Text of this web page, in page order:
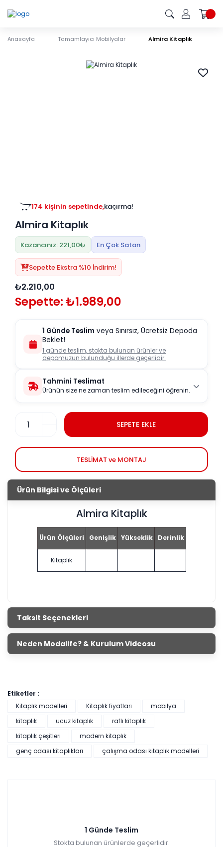
Anasayfa Tamamlayıcı Mobilyalar Almira Kitaplık
174 kişinin sepetinde,kaçırma!
Almira Kitaplık
Kazancınız: 221,00₺ En Çok Satan
Sepette Ekstra %10 İndirim!
₺2.210,00
Sepette: ₺1.989,00
1 Günde Teslim veya Sınırsız, Ücretsiz Depoda
Beklet!
1 günde teslim, stokta bulunan ürünler ve
depomuzun bulunduğu illerde geçerlidir.
Tahmini Teslimat
Ürünün size ne zaman teslim edileceğini öğrenin.
SEPETE EKLE
TESLİMAT ve MONTAJ
Ürün Bilgisi ve Ölçüleri
Almira Kitaplık
Ürün Ölçüleri Genişlik Yükseklik Derinlik
Kitaplık
Taksit Seçenekleri
Neden Modalife? & Kurulum Videosu
Etiketler :
Kitaplık modelleri
Kitaplık fiyatları
mobilya
kitaplık
ucuz kitaplık
raflı kitaplık
kitaplık çeşitleri
modern kitaplık
genç odası kitaplıkları
çalışma odası kitaplık modelleri
1 Günde Teslim
Stokta bulunan ürünlerde geçerlidir.